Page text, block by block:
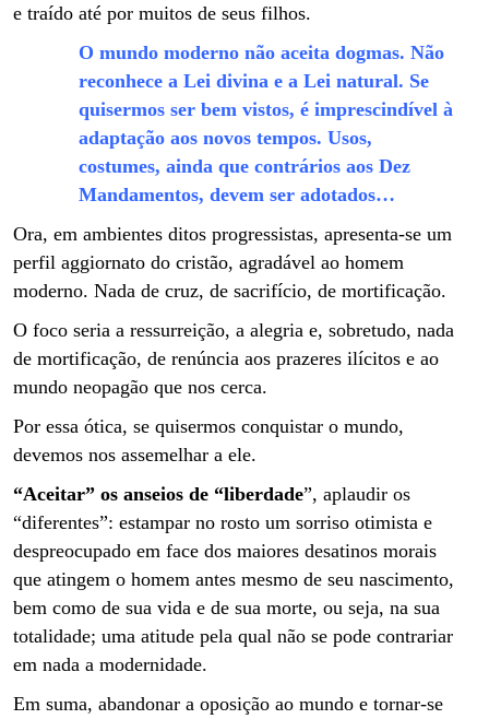
e traído até por muitos de seus filhos.
O mundo moderno não aceita dogmas. Não
reconhece a Lei divina e a Lei natural. Se
quisermos ser bem vistos, é imprescindível à
adaptação aos novos tempos. Usos,
costumes, ainda que contrários aos Dez
Mandamentos, devem ser adotados…
Ora, em ambientes ditos progressistas, apresenta-se um
perfil aggiornato do cristão, agradável ao homem
moderno. Nada de cruz, de sacrifício, de mortificação.
O foco seria a ressurreição, a alegria e, sobretudo, nada
de mortificação, de renúncia aos prazeres ilícitos e ao
mundo neopagão que nos cerca.
Por essa ótica, se quisermos conquistar o mundo,
devemos nos assemelhar a ele.
“Aceitar” os anseios de “liberdade”, aplaudir os
“diferentes”: estampar no rosto um sorriso otimista e
despreocupado em face dos maiores desatinos morais
que atingem o homem antes mesmo de seu nascimento,
bem como de sua vida e de sua morte, ou seja, na sua
totalidade; uma atitude pela qual não se pode contrariar
em nada a modernidade.
Em suma, abandonar a oposição ao mundo e tornar-se